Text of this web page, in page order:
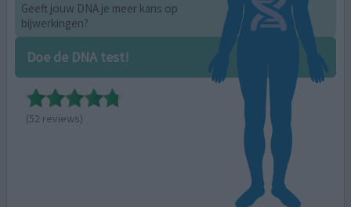
Geeft jouw DNA je meer kans op
bijwerkingen?
Doe de DNA test!
(52 reviews)